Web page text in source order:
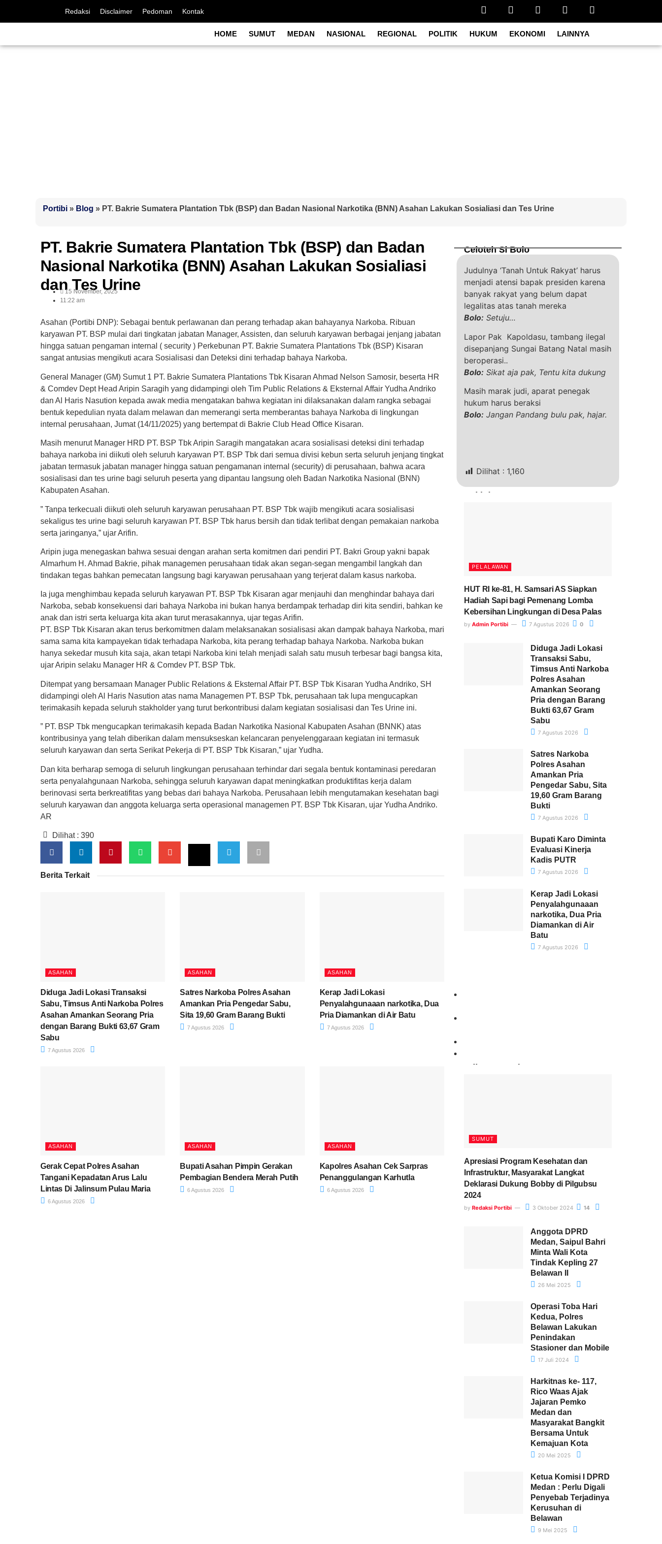
Redaksi Disclaimer Pedoman Kontak
HOME SUMUT MEDAN NASIONAL REGIONAL POLITIK HUKUM EKONOMI LAINNYA
Portibi » Blog » PT. Bakrie Sumatera Plantation Tbk (BSP) dan Badan Nasional Narkotika (BNN) Asahan Lakukan Sosialiasi dan Tes Urine
PT. Bakrie Sumatera Plantation Tbk (BSP) dan Badan
Nasional Narkotika (BNN) Asahan Lakukan Sosialiasi
dan Tes Urine
15 November, 2025
11:22 am
Asahan (Portibi DNP): Sebagai bentuk perlawanan dan perang terhadap akan bahayanya Narkoba. Ribuan
karyawan PT. BSP mulai dari tingkatan jabatan Manager, Assisten, dan seluruh karyawan berbagai jenjang jabatan
hingga satuan pengaman internal ( security ) Perkebunan PT. Bakrie Sumatera Plantations Tbk (BSP) Kisaran
sangat antusias mengikuti acara Sosialisasi dan Deteksi dini terhadap bahaya Narkoba.
General Manager (GM) Sumut 1 PT. Bakrie Sumatera Plantations Tbk Kisaran Ahmad Nelson Samosir, beserta HR
& Comdev Dept Head Aripin Saragih yang didampingi oleh Tim Public Relations & Eksternal Affair Yudha Andriko
dan Al Haris Nasution kepada awak media mengatakan bahwa kegiatan ini dilaksanakan dalam rangka sebagai
bentuk kepedulian nyata dalam melawan dan memerangi serta memberantas bahaya Narkoba di lingkungan
internal perusahaan, Jumat (14/11/2025) yang bertempat di Bakrie Club Head Office Kisaran.
Masih menurut Manager HRD PT. BSP Tbk Aripin Saragih mangatakan acara sosialisasi deteksi dini terhadap
bahaya narkoba ini diikuti oleh seluruh karyawan PT. BSP Tbk dari semua divisi kebun serta seluruh jenjang tingkat
jabatan termasuk jabatan manager hingga satuan pengamanan internal (security) di perusahaan, bahwa acara
sosialisasi dan tes urine bagi seluruh peserta yang dipantau langsung oleh Badan Narkotika Nasional (BNN)
Kabupaten Asahan.
” Tanpa terkecuali diikuti oleh seluruh karyawan perusahaan PT. BSP Tbk wajib mengikuti acara sosialisasi
sekaligus tes urine bagi seluruh karyawan PT. BSP Tbk harus bersih dan tidak terlibat dengan pemakaian narkoba
serta jaringanya,” ujar Arifin.
Aripin juga menegaskan bahwa sesuai dengan arahan serta komitmen dari pendiri PT. Bakri Group yakni bapak
Almarhum H. Ahmad Bakrie, pihak managemen perusahaan tidak akan segan-segan mengambil langkah dan
tindakan tegas bahkan pemecatan langsung bagi karyawan perusahaan yang terjerat dalam kasus narkoba.
Ia juga menghimbau kepada seluruh karyawan PT. BSP Tbk Kisaran agar menjauhi dan menghindar bahaya dari
Narkoba, sebab konsekuensi dari bahaya Narkoba ini bukan hanya berdampak terhadap diri kita sendiri, bahkan ke
anak dan istri serta keluarga kita akan turut merasakannya, ujar tegas Arifin.
PT. BSP Tbk Kisaran akan terus berkomitmen dalam melaksanakan sosialisasi akan dampak bahaya Narkoba, mari
sama sama kita kampayekan tidak terhadapa Narkoba, kita perang terhadap bahaya Narkoba. Narkoba bukan
hanya sekedar musuh kita saja, akan tetapi Narkoba kini telah menjadi salah satu musuh terbesar bagi bangsa kita,
ujar Aripin selaku Manager HR & Comdev PT. BSP Tbk.
Ditempat yang bersamaan Manager Public Relations & Eksternal Affair PT. BSP Tbk Kisaran Yudha Andriko, SH
didampingi oleh Al Haris Nasution atas nama Managemen PT. BSP Tbk, perusahaan tak lupa mengucapkan
terimakasih kepada seluruh stakholder yang turut berkontribusi dalam kegiatan sosialisasi dan Tes Urine ini.
” PT. BSP Tbk mengucapkan terimakasih kepada Badan Narkotika Nasional Kabupaten Asahan (BNNK) atas
kontribusinya yang telah diberikan dalam mensukseskan kelancaran penyelenggaraan kegiatan ini termasuk
seluruh karyawan dan serta Serikat Pekerja di PT. BSP Tbk Kisaran,” ujar Yudha.
Dan kita berharap semoga di seluruh lingkungan perusahaan terhindar dari segala bentuk kontaminasi peredaran
serta penyalahgunaan Narkoba, sehingga seluruh karyawan dapat meningkatkan produktifitas kerja dalam
berinovasi serta berkreatifitas yang bebas dari bahaya Narkoba. Perusahaan lebih mengutamakan kesehatan bagi
seluruh karyawan dan anggota keluarga serta operasional managemen PT. BSP Tbk Kisaran, ujar Yudha Andriko.
AR
Dilihat : 390
Berita Terkait
ASAHAN
Diduga Jadi Lokasi Transaksi
Sabu, Timsus Anti Narkoba Polres
Asahan Amankan Seorang Pria
dengan Barang Bukti 63,67 Gram
Sabu
7 Agustus 2026
ASAHAN
Satres Narkoba Polres Asahan
Amankan Pria Pengedar Sabu,
Sita 19,60 Gram Barang Bukti
7 Agustus 2026
ASAHAN
Kerap Jadi Lokasi
Penyalahgunaaan narkotika, Dua
Pria Diamankan di Air Batu
7 Agustus 2026
ASAHAN
Gerak Cepat Polres Asahan
Tangani Kepadatan Arus Lalu
Lintas Di Jalinsum Pulau Maria
6 Agustus 2026
ASAHAN
Bupati Asahan Pimpin Gerakan
Pembagian Bendera Merah Putih
6 Agustus 2026
ASAHAN
Kapolres Asahan Cek Sarpras
Penanggulangan Karhutla
6 Agustus 2026
Celoteh Si Bolo
Judulnya ‘Tanah Untuk Rakyat’ harus
menjadi atensi bapak presiden karena
banyak rakyat yang belum dapat
legalitas atas tanah mereka
Bolo: Setuju…
Lapor Pak Kapoldasu, tambang ilegal
disepanjang Sungai Batang Natal masih
beroperasi..
Bolo: Sikat aja pak, Tentu kita dukung
Masih marak judi, aparat penegak
hukum harus beraksi
Bolo: Jangan Pandang bulu pak, hajar.
Dilihat : 1,160
Terkini
PELALAWAN
HUT RI ke-81, H. Samsari AS Siapkan
Hadiah Sapi bagi Pemenang Lomba
Kebersihan Lingkungan di Desa Palas
by Admin Portibi 7 Agustus 2026 0
Diduga Jadi Lokasi
Transaksi Sabu,
Timsus Anti Narkoba
Polres Asahan
Amankan Seorang
Pria dengan Barang
Bukti 63,67 Gram
Sabu
7 Agustus 2026
Satres Narkoba
Polres Asahan
Amankan Pria
Pengedar Sabu, Sita
19,60 Gram Barang
Bukti
7 Agustus 2026
Bupati Karo Diminta
Evaluasi Kinerja
Kadis PUTR
7 Agustus 2026
Kerap Jadi Lokasi
Penyalahgunaaan
narkotika, Dua Pria
Diamankan di Air
Batu
7 Agustus 2026
Paling Banyak Komentar
SUMUT
Apresiasi Program Kesehatan dan
Infrastruktur, Masyarakat Langkat
Deklarasi Dukung Bobby di Pilgubsu
2024
by Redaksi Portibi 3 Oktober 2024 14
Anggota DPRD
Medan, Saipul Bahri
Minta Wali Kota
Tindak Kepling 27
Belawan II
26 Mei 2025
Operasi Toba Hari
Kedua, Polres
Belawan Lakukan
Penindakan
Stasioner dan Mobile
17 Juli 2024
Harkitnas ke- 117,
Rico Waas Ajak
Jajaran Pemko
Medan dan
Masyarakat Bangkit
Bersama Untuk
Kemajuan Kota
20 Mei 2025
Ketua Komisi I DPRD
Medan : Perlu Digali
Penyebab Terjadinya
Kerusuhan di
Belawan
9 Mei 2025